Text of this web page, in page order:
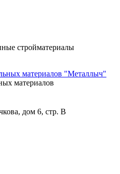
стройматериалы
материалов
дом 6, стр. В